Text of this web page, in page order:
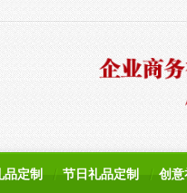
品定制 节日礼品定制 创意